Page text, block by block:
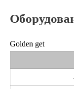
Golden get